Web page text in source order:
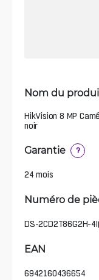
Nom du
HikVision 8 MP
noir
Garantie ?
24 mois
Numéro de
DS-2CD2T86G2H-
EAN
6942160436654